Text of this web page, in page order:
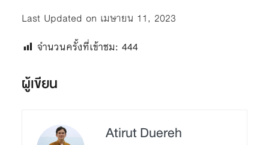
Last Updated on เมษายน 11, 2023
จำนวนครั้งที่เข้าชม: 444
ผู้เขียน
Atirut Duereh